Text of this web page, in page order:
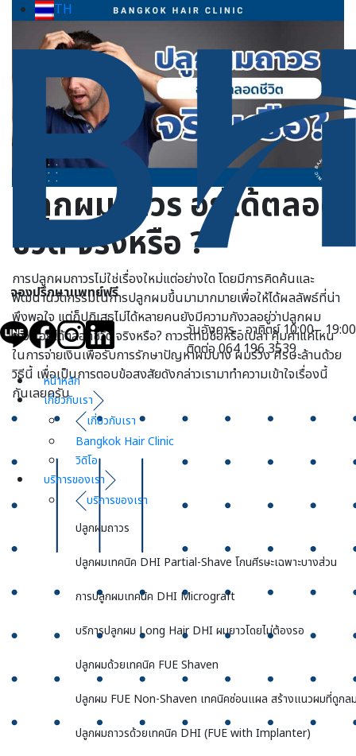
TH
จองปรึกษาแพทย์ฟรี
วันอังคาร - อาทิตย์ 10:00 - 19:00
ติดต่อ 064 196 3539
หน้าหลัก
เกี่ยวกับเรา
เกี่ยวกับเรา
Bangkok Hair Clinic
วิดิโอ
บริการของเรา
บริการของเรา
ปลูกผมถาวร
ปลูกผมเทคนิค DHI Partial-Shave โกนศีรษะเฉพาะบางส่วน
การปลูกผมเทคนิค DHI Micrograft
บริการปลูกผม Long Hair DHI ผมยาวโดยไม่ต้องรอ
ปลูกผมด้วยเทคนิค FUE Shaven
ปลูกผม FUE Non-Shaven เทคนิคซ่อนแผล สร้างแนวผมที่ดูกล
ปลูกผมถาวรด้วยเทคนิค DHI (FUE with Implanter)
ปลูกผมถาวร อยู่ได้ตลอด
ชีวิต จริงหรือ ?
การปลูกผมถาวรไม่ใช่เรื่องใหม่แต่อย่างใด โดยมีการคิดค้นและ
พัฒนานวัตกรรมในการปลูกผมขึ้นมามากมายเพื่อให้ได้ผลลัพธ์ที่น่า
พึงพอใจ แต่ก็ปฏิเสธไม่ได้หลายคนยังมีความกังวลอยู่ว่าปลูกผม
ถาวร อยู่ได้ตลอดชีวิต จริงหรือ? ถาวรตามชื่อหรือเปล่า คุ้มค่าแค่ไหน
ในการจ่ายเงินเพื่อรับการรักษาปัญหาผมบาง ผมร่วง ศีรษะล้านด้วย
วิธีนี้ เพื่อเป็นการตอบข้อสงสัยดังกล่าวเรามาทำความเข้าใจเรื่องนี้
กันเลยครับ